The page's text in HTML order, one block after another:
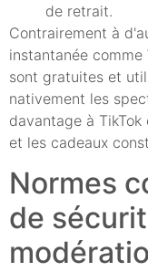
de retrait.
Contrairement à
instantanée
sont gratuites et
nativement les
davantage à
et les cadeaux
Normes
de